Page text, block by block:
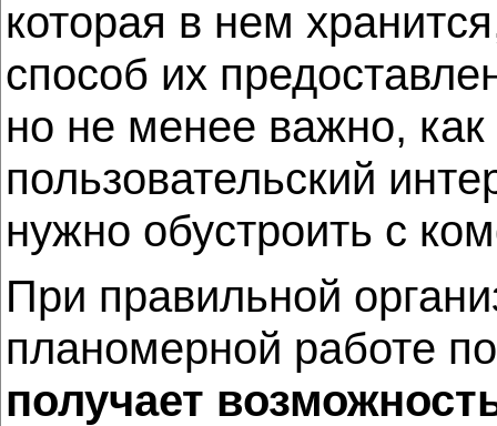
которая в нем
способ их
но не менее важно,
пользовательский
нужно обустроить с
При правильной
планомерной работе
получает